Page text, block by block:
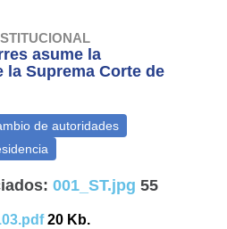
asume la
la Suprema Corte de
001_ST.jpg 55
20 Kb.